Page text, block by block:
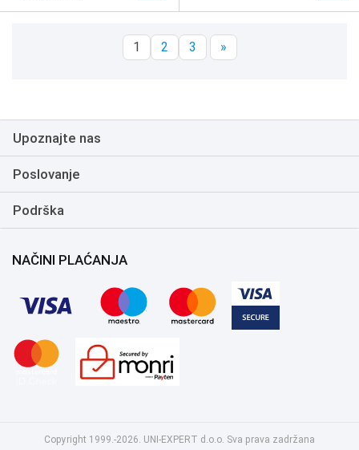
1 2 3 »
Upoznajte nas
Poslovanje
Podrška
NAČINI PLAĆANJA
Copyright 1999.-2026. UNI-EXPERT d.o.o. Sva prava zadržana